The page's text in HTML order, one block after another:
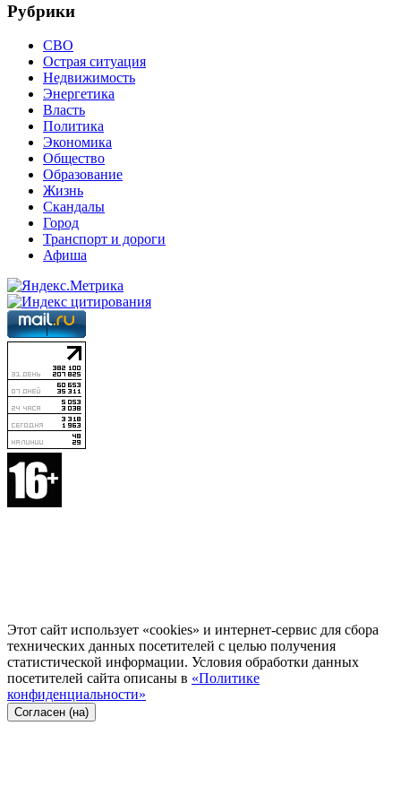
Рубрики
СВО
Острая ситуация
Недвижимость
Энергетика
Власть
Политика
Экономика
Общество
Образование
Жизнь
Скандалы
Город
Транспорт и дороги
Афиша
Этот сайт использует «cookies» и интернет-сервис для сбора
технических данных посетителей с целью получения
статистической информации. Условия обработки данных
посетителей сайта описаны в «Политике
конфиденциальности»
Согласен (на)